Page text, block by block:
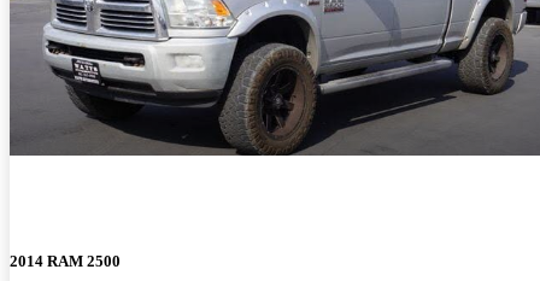
2014 RAM 2500